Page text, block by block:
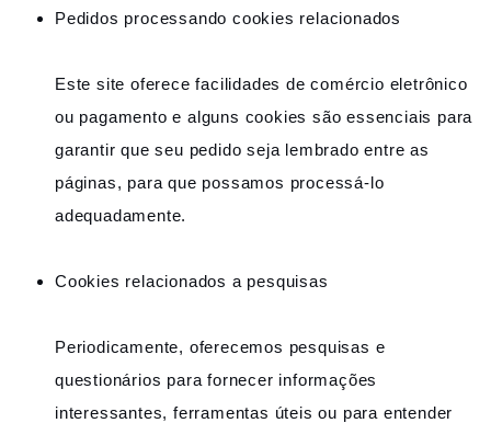
Pedidos processando cookies relacionados
Este site oferece facilidades de comércio eletrônico
ou pagamento e alguns cookies são essenciais para
garantir que seu pedido seja lembrado entre as
páginas, para que possamos processá-lo
adequadamente.
Cookies relacionados a pesquisas
Periodicamente, oferecemos pesquisas e
questionários para fornecer informações
interessantes, ferramentas úteis ou para entender